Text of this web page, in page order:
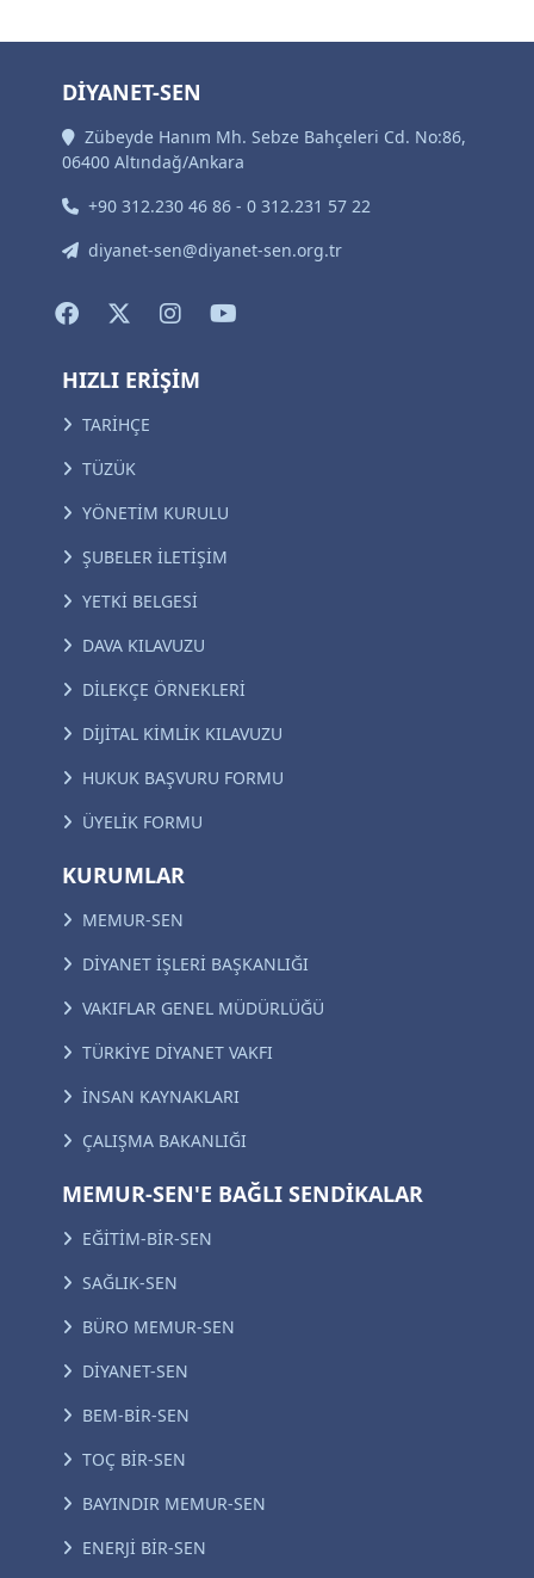
DİYANET-SEN
Zübeyde Hanım Mh. Sebze Bahçeleri Cd. No:86,
06400 Altındağ/Ankara
+90 312.230 46 86 - 0 312.231 57 22
diyanet-sen@diyanet-sen.org.tr
HIZLI ERİŞİM
TARİHÇE
TÜZÜK
YÖNETİM KURULU
ŞUBELER İLETİŞİM
YETKİ BELGESİ
DAVA KILAVUZU
DİLEKÇE ÖRNEKLERİ
DİJİTAL KİMLİK KILAVUZU
HUKUK BAŞVURU FORMU
ÜYELİK FORMU
KURUMLAR
MEMUR-SEN
DİYANET İŞLERİ BAŞKANLIĞI
VAKIFLAR GENEL MÜDÜRLÜĞÜ
TÜRKİYE DİYANET VAKFI
İNSAN KAYNAKLARI
ÇALIŞMA BAKANLIĞI
MEMUR-SEN'E BAĞLI SENDİKALAR
EĞİTİM-BİR-SEN
SAĞLIK-SEN
BÜRO MEMUR-SEN
DİYANET-SEN
BEM-BİR-SEN
TOÇ BİR-SEN
BAYINDIR MEMUR-SEN
ENERJİ BİR-SEN